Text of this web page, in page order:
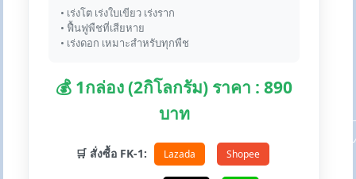
• เร่งโต เร่งใบเขียว เร่งราก
• ฟื้นฟูพืชที่เสียหาย
• เร่งดอก เหมาะสำหรับทุกพืช
💰 1กล่อง (2กิโลกรัม) ราคา : 890
บาท
🛒 สั่งซื้อ FK-1: Lazada Shopee